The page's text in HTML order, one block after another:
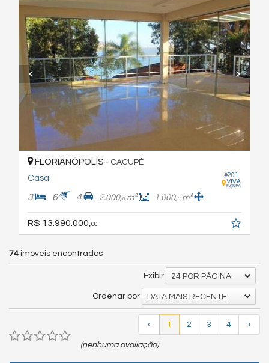
#201
FLORIANÓPOLIS - CACUPÉ
Casa
3 6 4 2.000,0m² 1.000,0m²
R$ 13.990.000, 00
74 imóveis encontrados
Exibir 24 POR PÁGINA
Ordenar por DATA MAIS RECENTE
‹ 1 2 3 4 ›
(nenhuma avaliação)